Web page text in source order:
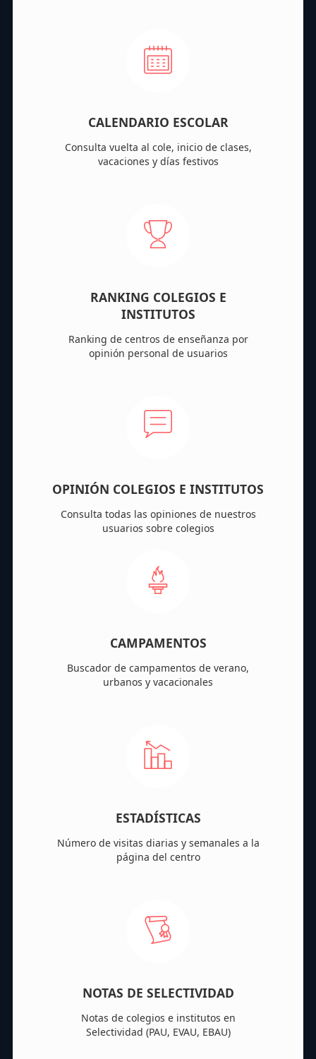
CALENDARIO ESCOLAR
Consulta vuelta al cole, inicio de clases,
vacaciones y días festivos
RANKING COLEGIOS E
INSTITUTOS
Ranking de centros de enseñanza por
opinión personal de usuarios
OPINIÓN COLEGIOS E INSTITUTOS
Consulta todas las opiniones de nuestros
usuarios sobre colegios
CAMPAMENTOS
Buscador de campamentos de verano,
urbanos y vacacionales
ESTADÍSTICAS
Número de visitas diarias y semanales a la
página del centro
NOTAS DE SELECTIVIDAD
Notas de colegios e institutos en
Selectividad (PAU, EVAU, EBAU)